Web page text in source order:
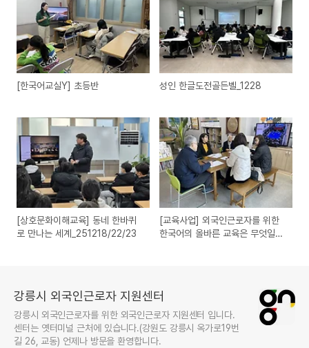
[한국어교실Y] 초등반 성인 한글도전골든벨_1228
[상호문화이해교육] 동네 한바퀴
로 만나는 세계_251218/22/23
[교육사업] 외국인근로자를 위한
한국어의 올바른 교육은 무엇일까
강릉시 외국인근로자 지원센터
강릉시 외국인근로자를 위한 외국인근로자 지원센터 입니다.
센터는 옛터미널 근처에 있습니다.(강원도 강릉시 옥가로19번
길 26, 교동) 언제나 방문을 환영합니다.